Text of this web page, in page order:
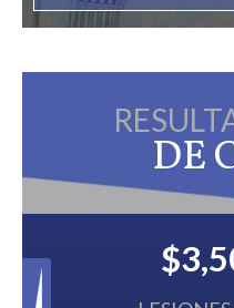
DE
$3,500,000